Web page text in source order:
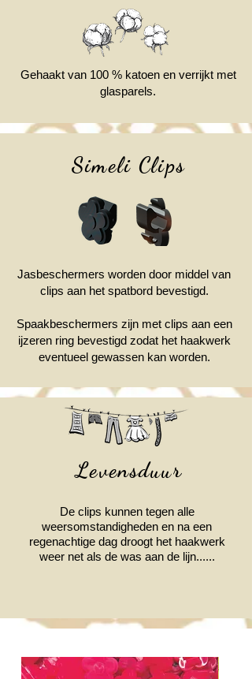
Gehaakt van 100 % katoen en verrijkt met
glasparels.
Simeli Clips
Jasbeschermers worden door middel van
clips aan het spatbord bevestigd.
Spaakbeschermers zijn met clips aan een
ijzeren ring bevestigd zodat het haakwerk
eventueel gewassen kan worden.
Levensduur
De clips kunnen tegen alle
weersomstandigheden en na een
regenachtige dag droogt het haakwerk
weer net als de was aan de lijn......